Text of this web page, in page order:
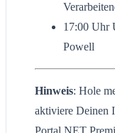
17:00 Uhr
Powell
Hinweis: Hole
aktiviere Deinen